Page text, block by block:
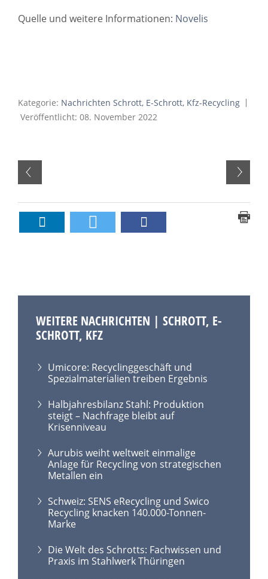
Quelle und weitere Informationen: Novelis
Kategorie: Nachrichten Schrott, E-Schrott, Kfz-Recycling
Veröffentlicht: 08. November 2022
WEITERE NACHRICHTEN | SCHROTT, E-
SCHROTT, KFZ
Umicore: Recyclinggeschäft und
Spezialmaterialien treiben Ergebnis
Halbjahresbilanz Stahl: Produktion
steigt – Nachfrage bleibt auf
Krisenniveau
Aurubis weiht weltweit einmalige
Anlage für Recycling von strategischen
Metallen ein
Schweiz: SENS eRecycling und Swico
Recycling knacken 140.000-Tonnen-
Marke
Die Welt des Schrotts: Fachwissen und
Praxis im Stahlwerk Thüringen